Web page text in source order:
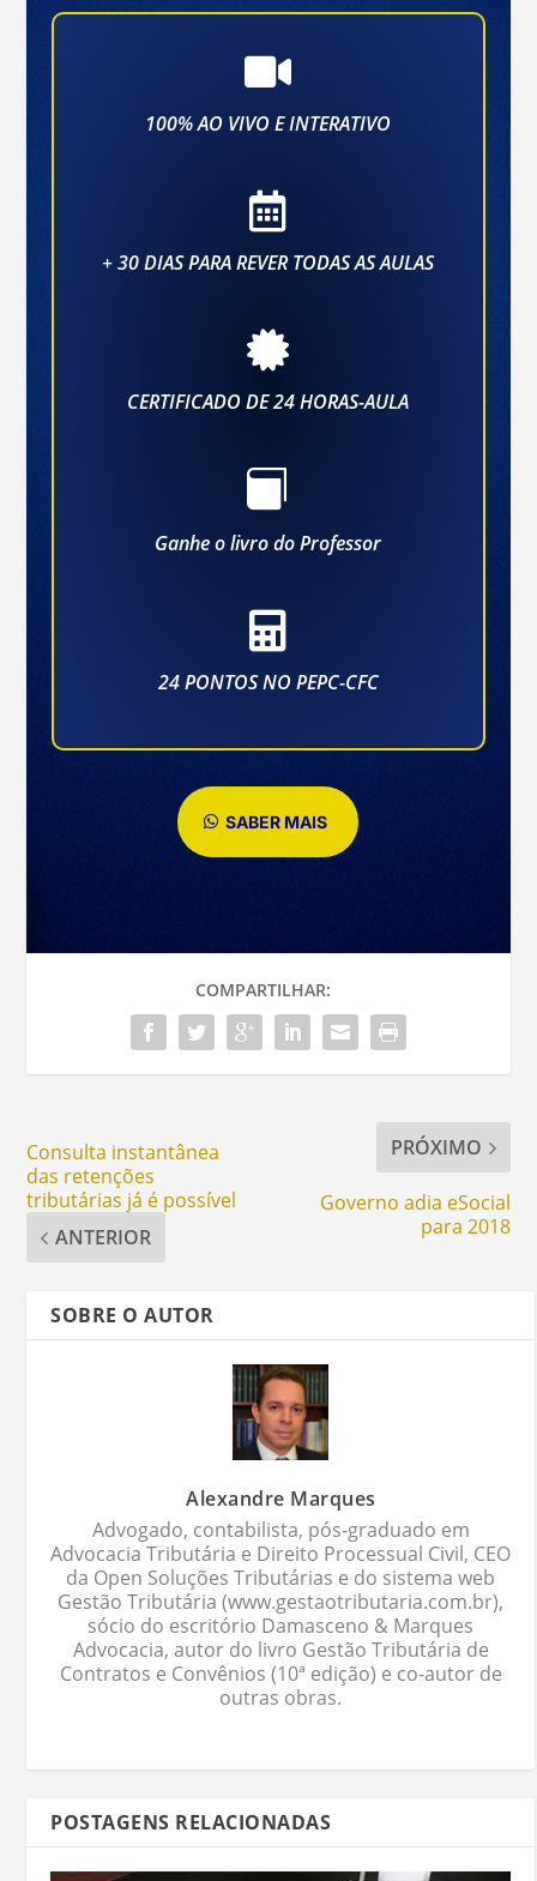

100% AO VIVO E INTERATIVO

+ 30 DIAS PARA REVER TODAS AS AULAS

CERTIFICADO DE 24 HORAS-AULA

Ganhe o livro do Professor

24 PONTOS NO PEPC-CFC
SABER MAIS
COMPARTILHAR:
Consulta instantânea
das retenções
tributárias já é possível
ANTERIOR
PRÓXIMO
Governo adia eSocial
para 2018
SOBRE O AUTOR
Alexandre Marques
Advogado, contabilista, pós-graduado em
Advocacia Tributária e Direito Processual Civil, CEO
da Open Soluções Tributárias e do sistema web
Gestão Tributária (www.gestaotributaria.com.br),
sócio do escritório Damasceno & Marques
Advocacia, autor do livro Gestão Tributária de
Contratos e Convênios (10ª edição) e co-autor de
outras obras.
POSTAGENS RELACIONADAS